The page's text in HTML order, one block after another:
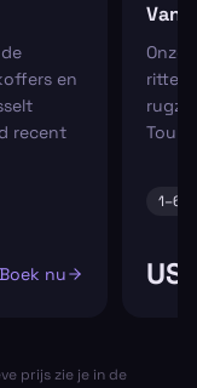
en
recent
Boek nu
Van
Onze
ritten
1–6
prijs zie je in de